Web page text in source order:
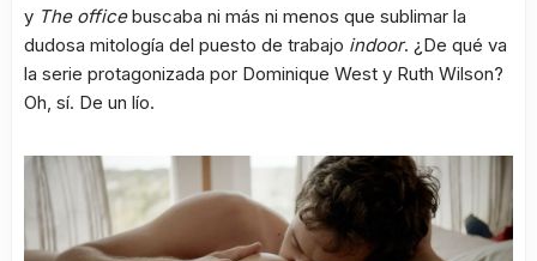
y The officebuscaba ni más ni menos que sublimar la
dudosa mitología del puesto de trabajo indoor. ¿De qué va
la serie protagonizada por Dominique West y Ruth Wilson?
Oh, sí. De un lío.